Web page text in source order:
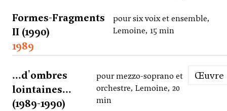
Formes-Fragments
II (1990)
pour six voix et ensemble,
Lemoine, 15 min
1989
...d'ombres
lointaines...
(1989-1990)
pour mezzo-soprano et
orchestre, Lemoine, 20
min
Œuvre